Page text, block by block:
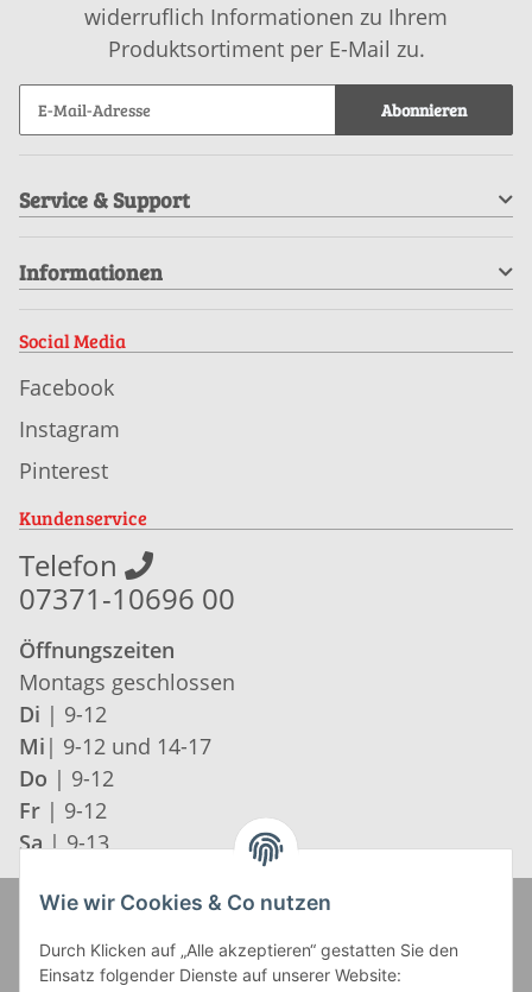
widerruflich Informationen zu Ihrem
Produktsortiment per E-Mail zu.
Abonnieren
Service & Support
Informationen
Social Media
Facebook
Instagram
Pinterest
Kundenservice
Telefon
07371-10696 00
Öffnungszeiten
Montags geschlossen
Di | 9-12
Mi | 9-12 und 14-17
Do | 9-12
Fr | 9-12
Sa | 9-13
Wie wir Cookies & Co nutzen
Durch Klicken auf „Alle akzeptieren“ gestatten Sie den
Einsatz folgender Dienste auf unserer Website: